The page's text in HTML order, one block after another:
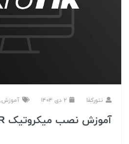
نتورکفا ۲ دی ۱۴۰۴ آموزش,
آموزش نصب میکروتیک CHR